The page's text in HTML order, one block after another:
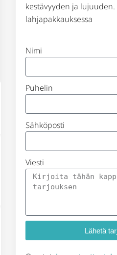
kestävyyden ja
lahjapakkauksessa
Nimi
Puhelin
Sähköposti
Viesti
Lähetä